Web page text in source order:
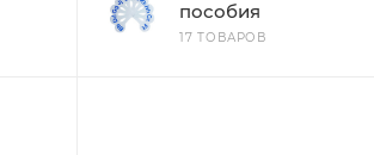
пособия
17 ТОВАРОВ